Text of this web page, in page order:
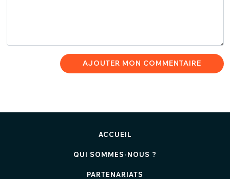
AJOUTER MON COMMENTAIRE
ACCUEIL
QUI SOMMES-NOUS ?
PARTENARIATS